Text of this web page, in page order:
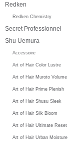
Redken
Redken Chemistry
Secret Professionnel
Shu Uemura
Accessoire
Art of Hair Color Lustre
Art of Hair Muroto Volume
Art of Hair Prime Plenish
Art of Hair Shusu Sleek
Art of Hair Silk Bloom
Art of Hair Ultimate Reset
Art of Hair Urban Moisture